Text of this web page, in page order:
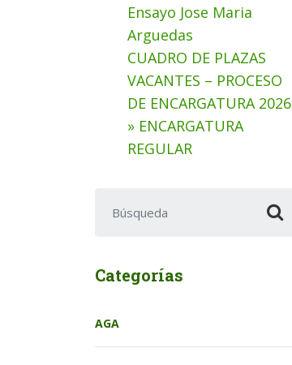
Ensayo Jose Maria
Arguedas
CUADRO DE PLAZAS
VACANTES – PROCESO
DE ENCARGATURA 2026
» ENCARGATURA
REGULAR
Categorías
AGA